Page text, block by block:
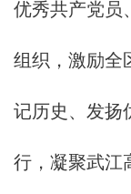
优秀共产党员
组织，激励全
记历史、发扬
行，凝聚武江